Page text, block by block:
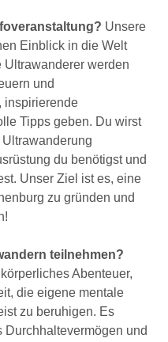
Unsere
Einblick in die Welt
werden
und
inspirierende
Tipps geben. Du wirst
du benötigst und
Unser Ziel ist es, eine
zu gründen und
teilnehmen?
Abenteuer,
die eigene mentale
zu beruhigen. Es
und